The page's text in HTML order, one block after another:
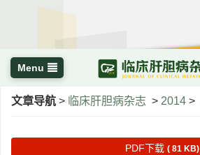
Menu
文章导航 > 临床肝胆病杂志 > 2014 >
PDF下载 ( 81 KB)